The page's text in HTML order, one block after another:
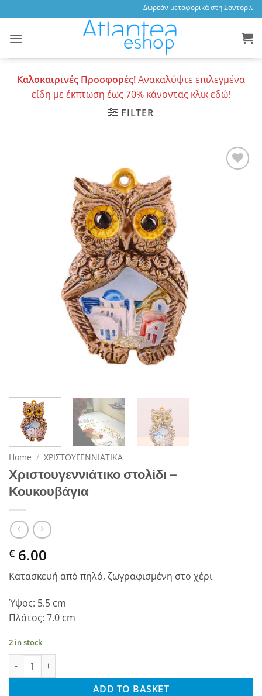
to
content
Δωρεάν μεταφορικά στη
Καλοκαιρινές Προσφορές!Ανακαλύψτε επιλεγμένα
είδη με έκπτωση έως 70% κάνοντας κλικ εδώ!
FILTER
Home / ΧΡΙΣΤΟΥΓΕΝΝΙΑΤΙΚΑ
Χριστουγεννιάτικο στολίδι –
Κουκουβάγια
€ 6.00
Κατασκευή από πηλό, ζωγραφισμένη στο χέρι
Ύψος: 5.5 cm
Πλάτος: 7.0 cm
2 in stock
Χριστουγεννιάτικο στολίδι - Κουκουβάγια quantity
ADD TO BASKET